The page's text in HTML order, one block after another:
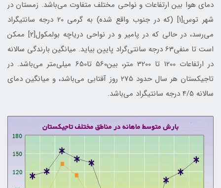
دمای هوا بین ارتفاعات و نواحی مختلف متفاوت می‌باشد. زمستان در
شهر توس[1] (که در جنوب واقع شده) به گرمی 20 درجه سانتیگراد
می‌رسد، در حالی که در پامیر و در نواحی دریاچه بولمکول[2] ممکن
است تا منفي63 درجه سانتی‌گراد پایین بیاید. میانگین بارندگی سالانه
در ارتفاعات 1200 تا 3200 متر، بین560 تا650 میلی‌متر می‌باشد. در
تاجیکستان هر سال حدود 275 روز آفتابی می‌باشد، و میانگین دمای
سالانه 4/5 درجه سانتیگراد می‌باشد.